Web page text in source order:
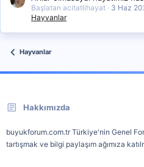
Başlatan acitatlihayat 3 Haz
Hayvanlar
Hayvanlar
Hakkımızda
buyukforum.com.tr Türkiye'nin Genel
tartışmak ve bilgi paylaşım ağımıza